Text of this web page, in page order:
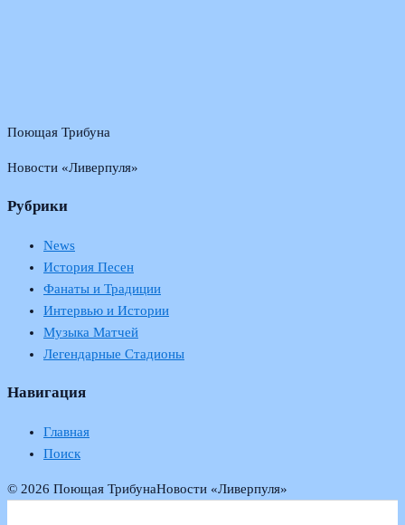
Поющая Трибуна
Новости «Ливерпуля»
Рубрики
News
История Песен
Фанаты и Традиции
Интервью и Истории
Музыка Матчей
Легендарные Стадионы
Навигация
Главная
Поиск
© 2026 Поющая ТрибунаНовости «Ливерпуля»